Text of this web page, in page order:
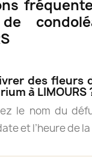
des fleurs
à LIMOURS
le nom du
et l’heure de